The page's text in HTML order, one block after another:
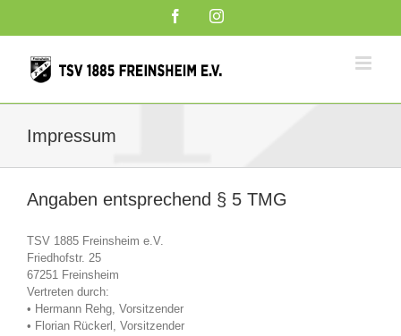
FacebookInstagram
Impressum
Angaben entsprechend § 5 TMG
TSV 1885 Freinsheim e.V.
Friedhofstr. 25
67251 Freinsheim
Vertreten durch:
• Hermann Rehg, Vorsitzender
• Florian Rückerl, Vorsitzender